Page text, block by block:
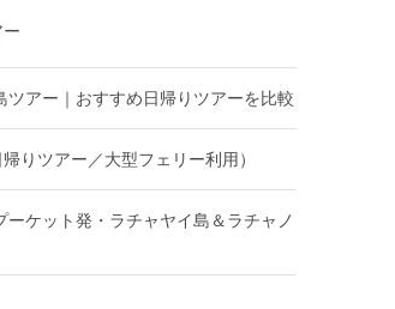
ツアー｜おすすめ日帰りツアーを比較
りツアー／大型フェリー利用）
ーケット発・ラチャヤイ島＆ラチャノ